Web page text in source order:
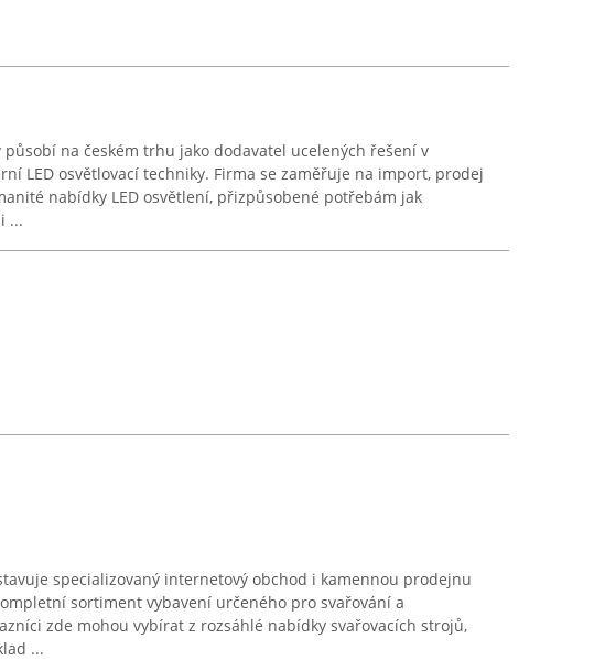
působí na českém trhu jako dodavatel ucelených řešení v
LED osvětlovací techniky. Firma se zaměřuje na import, prodej
nabídky LED osvětlení, přizpůsobené potřebám jak
...
specializovaný internetový obchod i kamennou prodejnu
sortiment vybavení určeného pro svařování a
zde mohou vybírat z rozsáhlé nabídky svařovacích strojů,
...